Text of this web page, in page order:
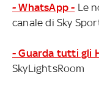
- WhatsApp - Le
canale di Sky
- Guarda tutti gli
SkyLightsRoom